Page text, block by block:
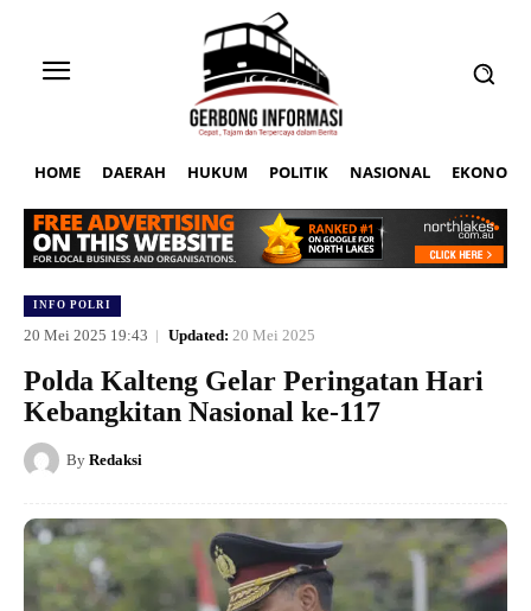
HOME DAERAH HUKUM POLITIK NASIONAL EKONOMI
INFO POLRI
20 Mei 2025 19:43 Updated: 20 Mei 2025
Polda Kalteng Gelar Peringatan Hari
Kebangkitan Nasional ke-117
By Redaksi